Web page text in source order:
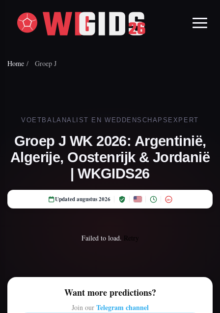
Home / Groep J
VOETBALANALIST EN WEDDENSCHAPSEXPERT
Groep J WK 2026: Argentinië,
Algerije, Oostenrijk & Jordanië
| WKGIDS26
Updated augustus 2026 18+
Failed to load. Retry
Want more predictions?
Join our Telegram channel